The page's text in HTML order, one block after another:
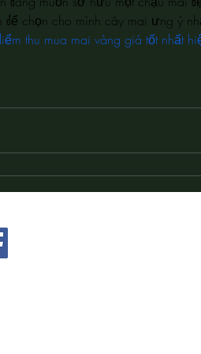
để chọn cho mình cây mai ưng ý
thu mua mai vàng giá tốt nhất